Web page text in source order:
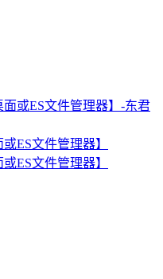
ES文件管理器】
ES文件管理器】